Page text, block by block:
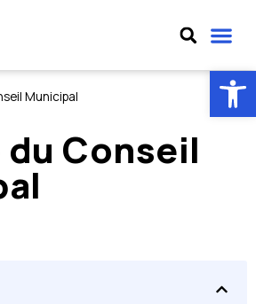
Municipal
Conseil